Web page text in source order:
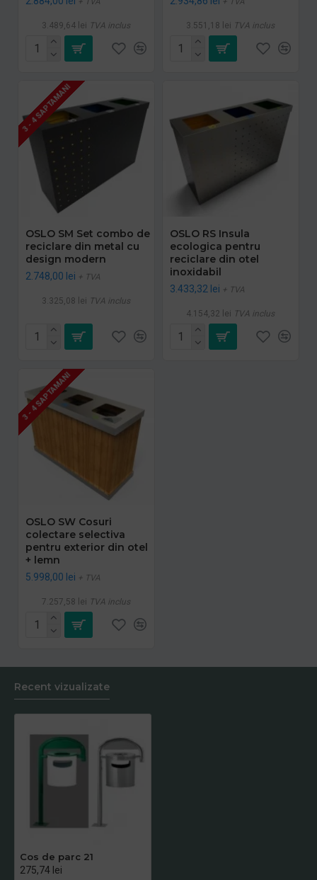
3.489,64 lei TVA inclus 3.551,18 lei TVA inclus
3 - 4 SAPTAMANI
OSLO SM Set combo de
reciclare din metal cu
design modern
2.748,00 lei + TVA
3.325,08 lei TVA inclus
OSLO RS Insula
ecologica pentru
reciclare din otel
inoxidabil
3.433,32 lei + TVA
4.154,32 lei TVA inclus
3 - 4 SAPTAMANI
OSLO SW Cosuri
colectare selectiva
pentru exterior din otel
+ lemn
5.998,00 lei + TVA
7.257,58 lei TVA inclus
Recent vizualizate
Cos de parc 21
275,74 lei